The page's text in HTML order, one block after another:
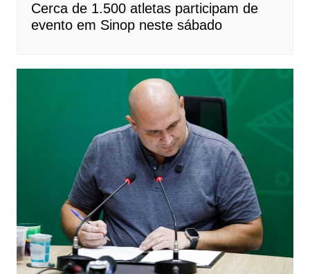
Cerca de 1.500 atletas participam de
evento em Sinop neste sábado